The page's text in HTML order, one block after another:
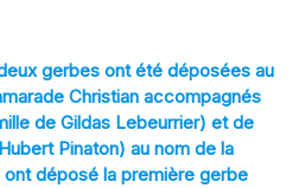
gerbes ont été déposées au
Christian accompagnés
de Gildas Lebeurrier) et de
Pinaton) au nom de la
déposé la première gerbe